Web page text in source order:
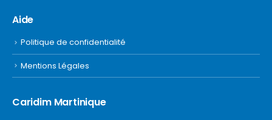
Aide
Politique de confidentialité
Mentions Légales
Caridim Martinique